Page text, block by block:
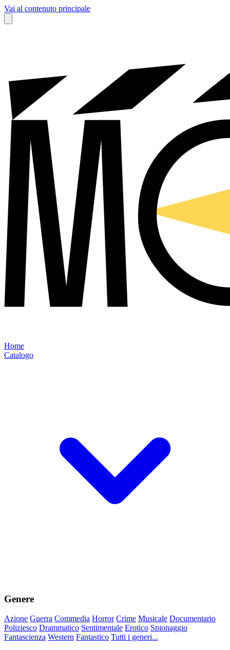
Vai al contenuto principale
Home
Catalogo
Genere
Azione Guerra Commedia Horror Crime Musicale Documentario
Poliziesco Drammatico Sentimentale Erotico Spionaggio
Fantascienza Western Fantastico Tutti i generi...